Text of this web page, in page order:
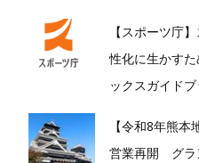
【スポーツ庁
性化に生かす
ックスガイド
【令和8年熊
営業再開 グラ